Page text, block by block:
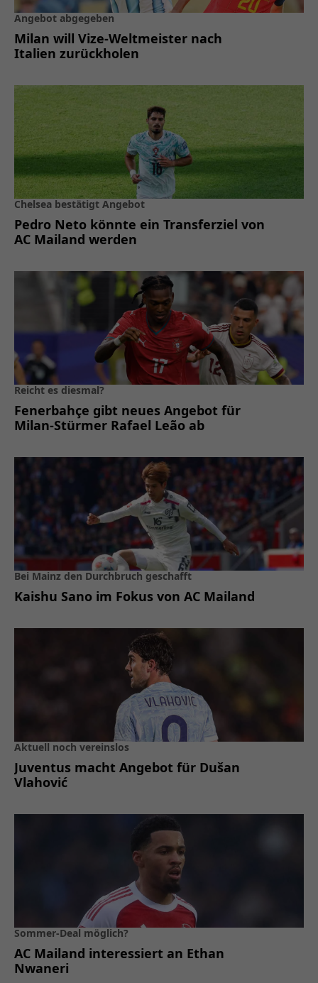
Angebot abgegeben
Milan will Vize-Weltmeister nach
Italien zurückholen
Chelsea bestätigt Angebot
Pedro Neto könnte ein Transferziel von
AC Mailand werden
Reicht es diesmal?
Fenerbahçe gibt neues Angebot für
Milan-Stürmer Rafael Leão ab
Bei Mainz den Durchbruch geschafft
Kaishu Sano im Fokus von AC Mailand
Aktuell noch vereinslos
Juventus macht Angebot für Dušan
Vlahović
Sommer-Deal möglich?
AC Mailand interessiert an Ethan
Nwaneri